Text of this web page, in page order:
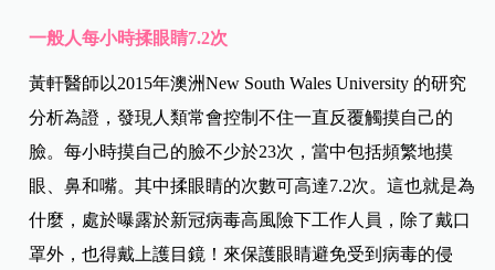
一般人每小時揉眼睛7.2次
黃軒醫師以2015年澳洲New South Wales University 的研究
分析為證，發現人類常會控制不住一直反覆觸摸自己的
臉。每小時摸自己的臉不少於23次，當中包括頻繁地摸
眼、鼻和嘴。其中揉眼睛的次數可高達7.2次。這也就是為
什麼，處於曝露於新冠病毒高風險下工作人員，除了戴口
罩外，也得戴上護目鏡！來保護眼睛避免受到病毒的侵